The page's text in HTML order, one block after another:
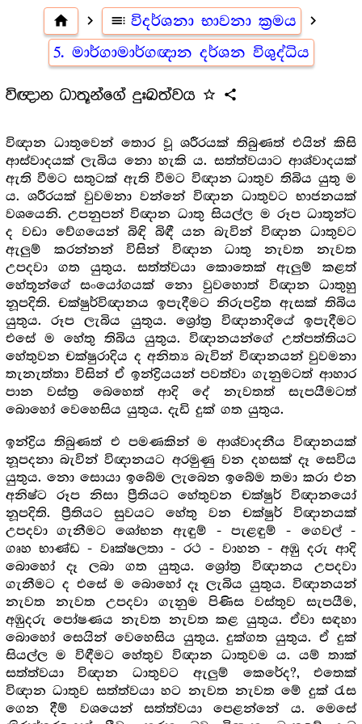
home navigate_next toc විදර්ශනා භාවනා ක්‍රමය navigate_next
5. මාර්ගාමාර්ගඥාන දර්ශන විශුද්ධිය
විඥාන ධාතූන්ගේ දුඃඛත්වය star_outline share
විඥාන ධාතුවෙන් තොර වූ ශරීරයක් තිබුණත් එයින් කිසි
ආස්වාදයක් ලැබිය නො හැකි ය. සත්ත්වයාට ආශ්වාදයක්
ඇති වීමට සතුටක් ඇති වීමට විඥාන ධාතුව තිබිය යුතු ම
ය. ශරීරයක් වුවමනා වන්නේ විඥාන ධාතුවට භාජනයක්
වශයෙනි. උපනුපන් විඥාන ධාතු සියල්ල ම රූප ධාතූන්ට
ද වඩා වේගයෙන් බිඳි බිඳී යන බැවින් විඥාන ධාතුවට
ඇලුම් කරන්නන් විසින් විඥාන ධාතු නැවත නැවත
උපදවා ගත යුතුය. සත්ත්වයා කොතෙක් ඇලුම් කළත්
හේතූන්ගේ සංයෝගයක් නො වුවහොත් විඥාන ධාතුහු
නූපදිති. චක්ෂුර්විඥානය ඉපැදීමට නිරුපද්‍රිත ඇසක් තිබිය
යුතුය. රූප ලැබිය යුතුය. ශ්‍රෝත්‍ර විඥානාදියේ ඉපැදීමට
එසේ ම හේතු තිබිය යුතුය. විඥානයන්ගේ උත්පත්තියට
හේතුවන චක්ෂුරාදිය ද අනිත්‍ය බැවින් විඥානයන් වුවමනා
තැනැත්තා විසින් ඒ ඉන්ද්‍රියයන් පවත්වා ගැනුමටත් ආහාර
පාන වස්ත්‍ර බෙහෙත් ආදි දේ නැවතත් සැපයීමටත්
බොහෝ වෙහෙසිය යුතුය. දැඩි දුක් ගත යුතුය.
ඉන්ද්‍රිය තිබුණත් එ පමණකින් ම ආශ්වාදනීය විඥානයක්
නූපදනා බැවින් විඥානයට අරමුණු වන දහසක් දෑ සෙවිය
යුතුය. නො සොයා ඉබේම ලැබෙන ඉබේම තමා කරා එන
අනිෂ්ට රූප නිසා ප්‍රීතියට හේතුවන චක්ෂුර් විඥානයෝ
නූපදිති. ප්‍රීතියට සුවයට හේතු වන චක්ෂුර් විඥානයක්
උපදවා ගැනීමට ශෝභන ඇඳුම් - පැළඳුම් - ගෙවල් -
ගෘහ භාණ්ඩ - වෘක්ෂලතා - රථ - වාහන - අඹු දරු ආදි
බොහෝ දෑ ලබා ගත යුතුය. ශ්‍රෝත්‍ර විඥානය උපදවා
ගැනීමට ද එසේ ම බොහෝ දෑ ලැබිය යුතුය. විඥානයන්
නැවත නැවත උපදවා ගැනුම පිණිස වස්තුව සැපයීම,
අඹුදරු පෝෂණය නැවත නැවත කළ යුතුය. ඒවා සඳහා
බොහෝ සෙයින් වෙහෙසිය යුතුය. දුක්ගත යුතුය. ඒ දුක්
සියල්ල ම විඳීමට හේතුව විඥාන ධාතුවම ය. යම් තාක්
සත්ත්වයා විඥාන ධාතුවට ඇලුම් කෙරේද?, එතෙක්
විඥාන ධාතුව සත්ත්වයා හට නැවත නැවත මේ දුක් රැස
ගෙන දීම් වශයෙන් සත්ත්වයා පෙළන්නේ ය. මෙසේ